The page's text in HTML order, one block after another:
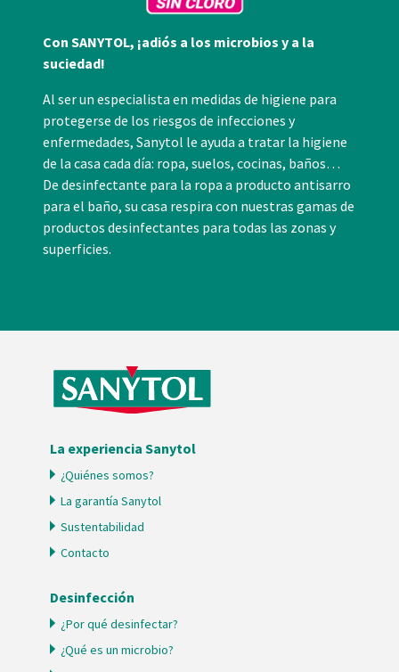
Con SANYTOL, ¡adiós a los microbios y a la
suciedad!
Al ser un especialista en medidas de higiene para
protegerse de los riesgos de infecciones y
enfermedades, Sanytol le ayuda a tratar la higiene
de la casa cada día: ropa, suelos, cocinas, baños…
De desinfectante para la ropa a producto antisarro
para el baño, su casa respira con nuestras gamas de
productos desinfectantes para todas las zonas y
superficies.
La experiencia Sanytol
¿Quiénes somos?
La garantía Sanytol
Sustentabilidad
Contacto
Desinfección
¿Por qué desinfectar?
¿Qué es un microbio?